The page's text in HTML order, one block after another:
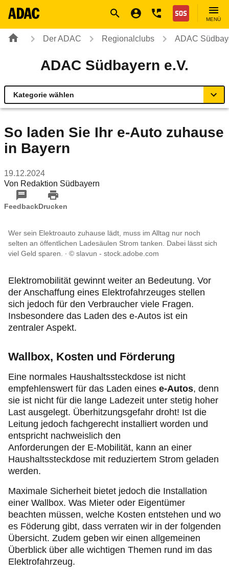
Nothilfe
MENÜ
Der ADAC Regionalclubs ADAC
ADAC Südbayern e.V.
Kategorie wählen
Geschäftsstellen & Reisebüros
Verkehr & Mobilität
Sicherheit
Reise & Freizeit
Ihr ADAC Südbayern e.V.
So laden Sie Ihr e-Auto zuhause
in Bayern
19.12.2024
Von Redaktion Südbayern
FeedbackDrucken
Wer sein Elektroauto zuhause lädt, muss im Alltag nur noch
selten an öffentlichen Ladesäulen Strom tanken. Dabei lässt sich
viel Geld sparen.
© slavun - stock.adobe.com
Elektromobilität gewinnt weiter an Bedeutung. Vor
der Anschaffung eines Elektrofahrzeuges stellen
sich jedoch für den Verbraucher viele Fragen.
Insbesondere das Laden des e-Autos ist ein
zentraler Aspekt.
Wallbox, Kosten und Förderung
Eine normales Haushaltssteckdose ist nicht
empfehlenswert für das Laden eines e-Autos, denn
sie ist nicht für die lange Ladezeit unter stetig hoher
Last ausgelegt. Überhitzungsgefahr droht! Ist die
Leitung jedoch fachgerecht installiert worden und
entspricht nachweislich den
Anforderungen der E-Mobilität, kann an einer
Haushaltssteckdose mit reduziertem Strom geladen
werden.
Maximale Sicherheit bietet jedoch die Installation
einer Wallbox. Was Mieter oder Eigentümer
beachten müssen, welche Kosten entstehen und wo
es Föderung gibt, dass verraten wir in der folgenden
Übersicht. Zudem geben wir einen allgemeinen
Überblick über alle wichtigen Themen rund im das
Elektrofahrzeug.